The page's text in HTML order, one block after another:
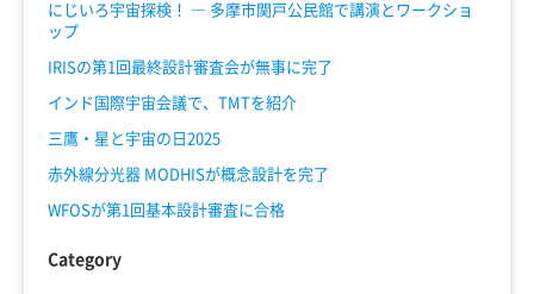
にじいろ宇宙探検！ ― 多摩市関戸公民館で講演とワークショ
ップ
IRISの第1回最終設計審査会が無事に完了
インド国際宇宙会議で、TMTを紹介
三鷹・星と宇宙の日2025
赤外線分光器 MODHISが概念設計を完了
WFOSが第1回基本設計審査に合格
Category